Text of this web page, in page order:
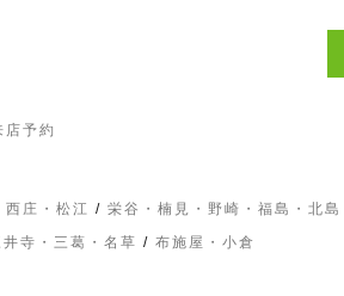
店予約
西庄・松江 / 栄谷・楠見・野崎・福島・北島
井寺・三葛・名草 / 布施屋・小倉